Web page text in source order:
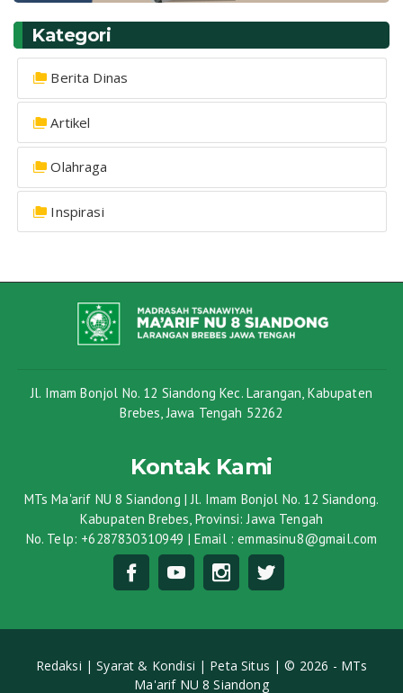
Kategori
Berita Dinas
Artikel
Olahraga
Inspirasi
Jl. Imam Bonjol No. 12 Siandong Kec. Larangan, Kabupaten
Brebes, Jawa Tengah 52262
Kontak Kami
MTs Ma'arif NU 8 Siandong | Jl. Imam Bonjol No. 12 Siandong.
Kabupaten Brebes, Provinsi: Jawa Tengah
No. Telp: +6287830310949 | Email : emmasinu8@gmail.com
Redaksi |Syarat & Kondisi | Peta Situs |© 2026 - MTs
Ma'arif NU 8 Siandong